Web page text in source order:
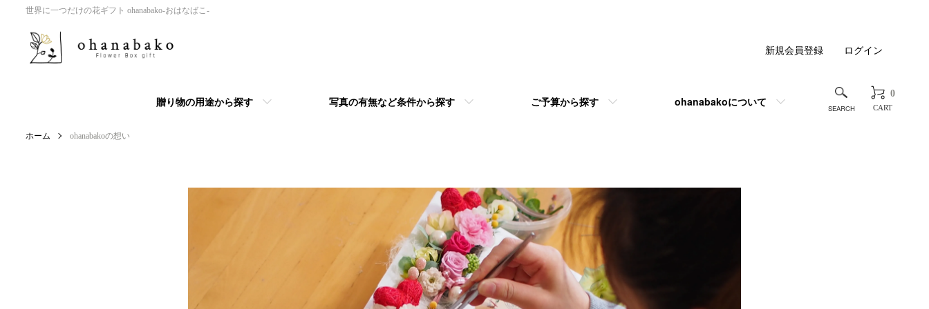
世界に一つだけの花ギフト ohanabako-おはなばこ-
0
CART
贈り物の用途から探す 写真の有無など条件から探す ご予算から探す ohanabakoについて
新規会員登録 ログイン
ホーム ohanabakoの想い